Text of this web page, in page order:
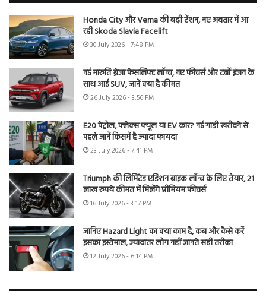
Honda City और Verna की बढ़ी टेंशन, नए अवतार में आ
रही Skoda Slavia Facelift
30 July 2026 - 7:48 PM
नई मारुति ब्रेजा फेसलिफ्ट लॉन्च, नए फीचर्स और टर्बो इंजन के
साथ आई SUV, जानें क्या है कीमत
26 July 2026 - 3:56 PM
E20 पेट्रोल, फ्लेक्स फ्यूल या EV कार? नई गाड़ी खरीदने से
पहले जानें किसमें है ज्यादा फायदा
23 July 2026 - 7:41 PM
Triumph की लिमिटेड एडिशन बाइक लॉन्च के लिए तैयार, 21
लाख रुपये कीमत में मिलेंगे प्रीमियम फीचर्स
16 July 2026 - 3:17 PM
जानिए Hazard Light का क्या काम है, कब और कैसे करें
इसका इस्तेमाल, ज्यादातर लोग नहीं जानते सही तरीका
12 July 2026 - 6:14 PM